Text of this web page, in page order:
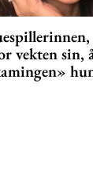
vekten sin,